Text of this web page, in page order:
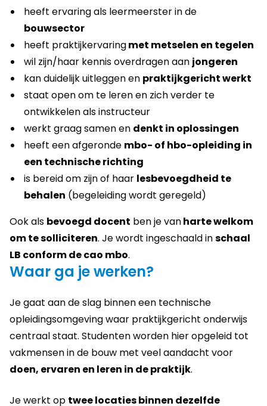
heeft ervaring als leermeerster in de
bouwsector
heeft praktijkervaringmet metselen en tegelen
wil zijn/haar kennis overdragen aan jongeren
kan duidelijk uitleggen en praktijkgericht werkt
staat open om te leren en zich verder te
ontwikkelen als instructeur
werkt graag samen en denkt in oplossingen
heeft een afgeronde mbo- of hbo-opleiding in
een technische richting
is bereid om zijn of haar lesbevoegdheid te
behalen (begeleiding wordt geregeld)
Ook als bevoegd docent ben je vanharte welkom
om te solliciteren. Je wordt ingeschaald inschaal
LB conform de cao mbo.
Waar ga je werken?
Je gaat aan de slag binnen een technische
opleidingsomgeving waar praktijkgericht onderwijs
centraal staat. Studenten worden hier opgeleid tot
vakmensen in de bouw met veel aandacht voor
doen, ervaren en leren in de praktijk.
Je werkt op twee locaties binnen dezelfde